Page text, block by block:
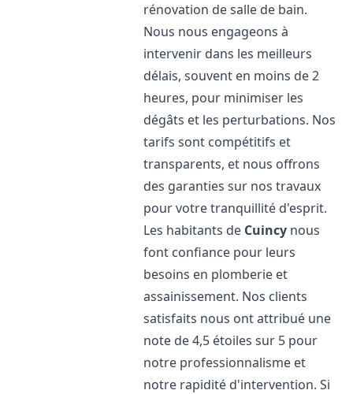
rénovation de salle de bain.
Nous nous engageons à
intervenir dans les meilleurs
délais, souvent en moins de 2
heures, pour minimiser les
dégâts et les perturbations. Nos
tarifs sont compétitifs et
transparents, et nous offrons
des garanties sur nos travaux
pour votre tranquillité d'esprit.
Les habitants de Cuincy nous
font confiance pour leurs
besoins en plomberie et
assainissement. Nos clients
satisfaits nous ont attribué une
note de 4,5 étoiles sur 5 pour
notre professionnalisme et
notre rapidité d'intervention. Si